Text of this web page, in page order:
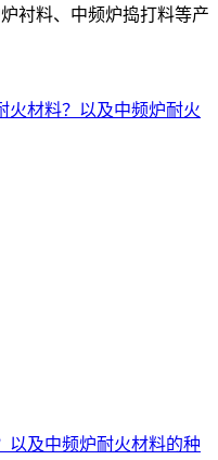
衬料、中频炉捣打料等产
火材料？以及中频炉耐火
以及中频炉耐火材料的种